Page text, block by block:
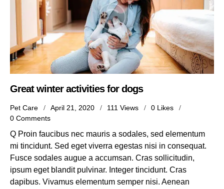
Great winter activities for dogs
Pet Care April 21, 2020 111 Views 0 Likes
0 Comments
Q Proin faucibus nec mauris a sodales, sed elementum
mi tincidunt. Sed eget viverra egestas nisi in consequat.
Fusce sodales augue a accumsan. Cras sollicitudin,
ipsum eget blandit pulvinar. Integer tincidunt. Cras
dapibus. Vivamus elementum semper nisi. Aenean